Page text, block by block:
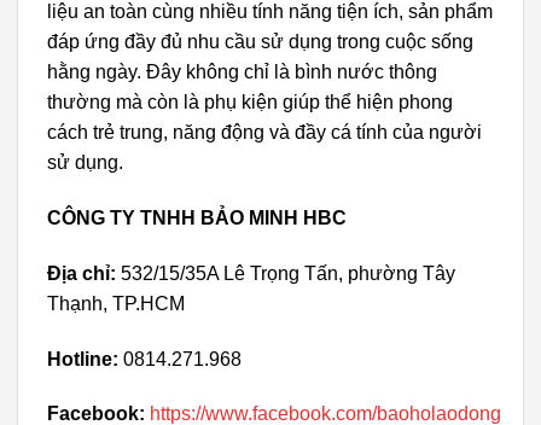
liệu an toàn cùng nhiều tính năng tiện ích, sản phẩm
đáp ứng đầy đủ nhu cầu sử dụng trong cuộc sống
hằng ngày. Đây không chỉ là bình nước thông
thường mà còn là phụ kiện giúp thể hiện phong
cách trẻ trung, năng động và đầy cá tính của người
sử dụng.
CÔNG TY TNHH BẢO MINH HBC
Địa chỉ: 532/15/35A Lê Trọng Tấn, phường Tây
Thạnh, TP.HCM
Hotline: 0814.271.968
Facebook: https://www.facebook.com/baoholaodong